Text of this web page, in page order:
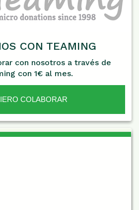
CON TEAMING
con nosotros a través de
con 1€ al mes.
COLABORAR